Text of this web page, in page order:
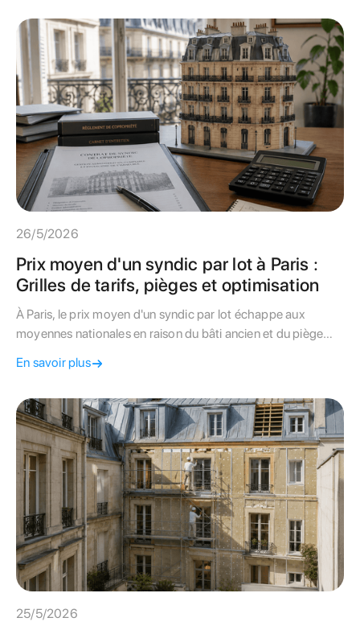
26/5/2026
Prix moyen d'un syndic par lot à Paris :
Grilles de tarifs, pièges et optimisation
À Paris, le prix moyen d'un syndic par lot échappe aux
moyennes nationales en raison du bâti ancien et du piège
En savoir plus
25/5/2026